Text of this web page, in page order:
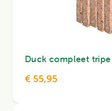
Duck compleet
€ 55,95